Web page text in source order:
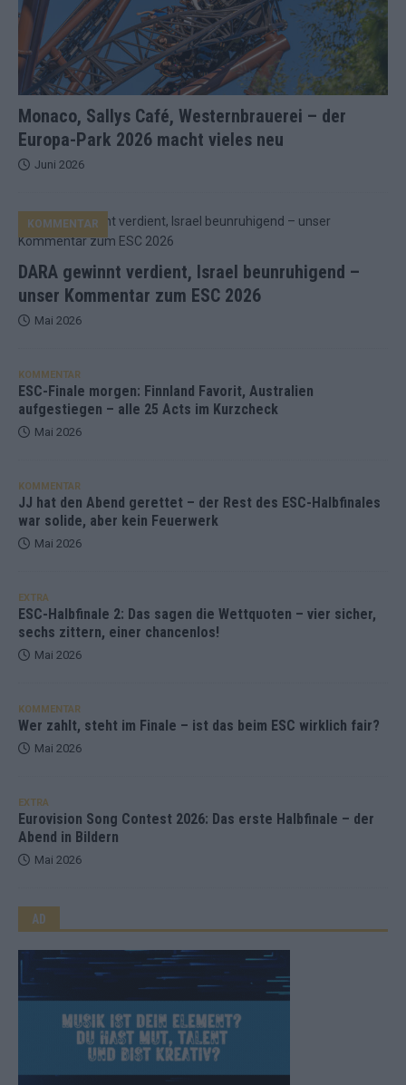
Monaco, Sallys Café, Westernbrauerei – der
Europa-Park 2026 macht vieles neu
Juni 2026
DARA gewinnt verdient, Israel beunruhigend –
unser Kommentar zum ESC 2026
KOMMENTAR
Mai 2026
KOMMENTAR
ESC-Finale morgen: Finnland Favorit, Australien
aufgestiegen – alle 25 Acts im Kurzcheck
Mai 2026
KOMMENTAR
JJ hat den Abend gerettet – der Rest des ESC-Halbfinales
war solide, aber kein Feuerwerk
Mai 2026
EXTRA
ESC-Halbfinale 2: Das sagen die Wettquoten – vier sicher,
sechs zittern, einer chancenlos!
Mai 2026
KOMMENTAR
Wer zahlt, steht im Finale – ist das beim ESC wirklich fair?
Mai 2026
EXTRA
Eurovision Song Contest 2026: Das erste Halbfinale – der
Abend in Bildern
Mai 2026
AD